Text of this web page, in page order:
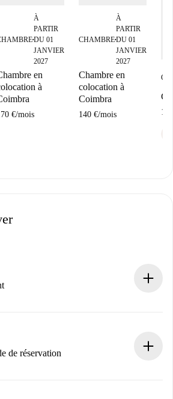
■
À
PARTIR
DU 01
JANVIER
2027
en
à
€/mois
CHAMBRE■
À
PARTIR
DU 01
JANVIER
2027
Chambre en
colocation à
Coimbra
140 €/mois
de toutes les informations
de réservation